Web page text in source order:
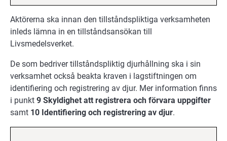
Aktörerna ska innan den tillståndspliktiga verksamheten
inleds lämna in en tillståndsansökan till
Livsmedelsverket.
De som bedriver tillståndspliktig djurhållning ska i sin
verksamhet också beakta kraven i lagstiftningen om
identifiering och registrering av djur. Mer information finns
i punkt 9 Skyldighet att registrera och förvara uppgifter
samt 10 Identifiering och registrering av djur.